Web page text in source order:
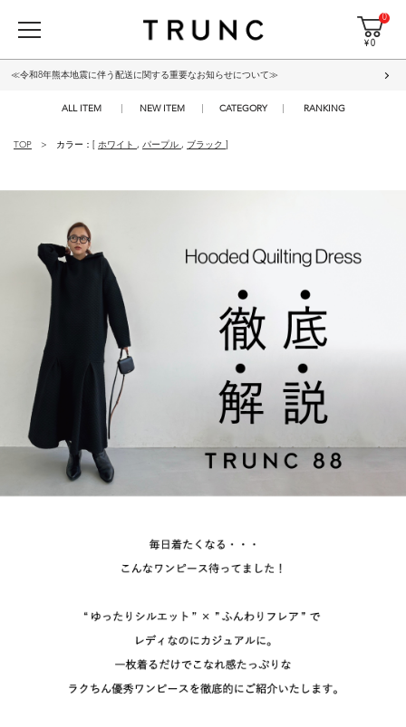
0
¥ 0
≪令和8年熊本地震に伴う配送に関する重要なお知らせについて≫
ALL ITEM NEW ITEM CATEGORY RANKING
TOP カラー：[ ホワイト , パープル , ブラック